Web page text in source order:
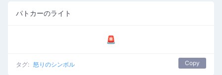
パトカーのライト
🚨
タグ: 怒りのシンボル Copy